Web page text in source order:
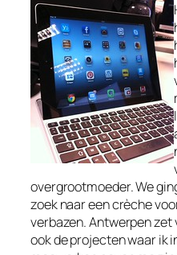
overgrootmoeder. We
zoek naar een crèche
verbazen. Antwerpen zet
ook de projecten waar ik